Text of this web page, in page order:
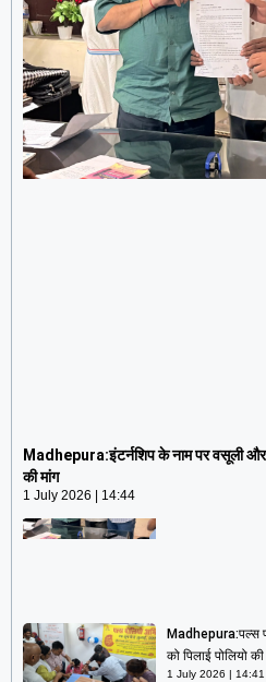
Madhepura:इंटर्नशिप के नाम पर वसूली और
की मांग
1 July 2026 14:44
1 July 2026 14:44
Madhepura:पल्स
को पिलाई पोलियो
1 July 2026 14:41